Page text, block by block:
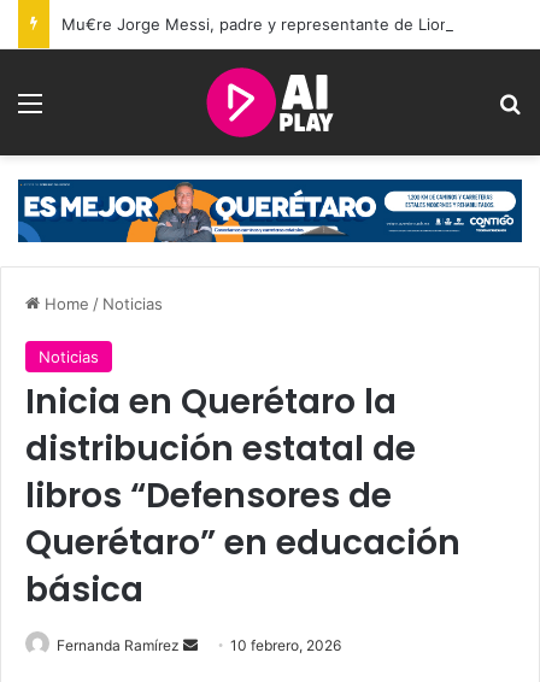
Menu
Home / Noticias
Noticias
Inicia en Querétaro la
distribución estatal de
libros “Defensores de
Querétaro” en educación
básica
Fernanda Ramírez
Send10 febrero, 2026